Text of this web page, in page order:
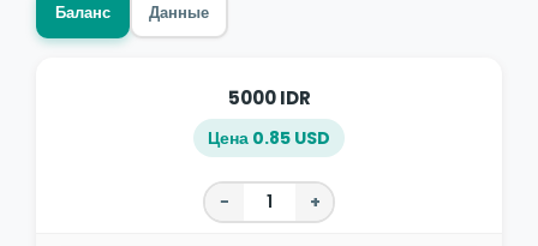
Баланс Данные
5000 IDR
Цена 0.85 USD
− +